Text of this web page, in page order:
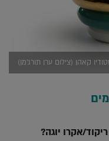
קאהן (צילום ערן תורג'מן)
אקרו יוגה?